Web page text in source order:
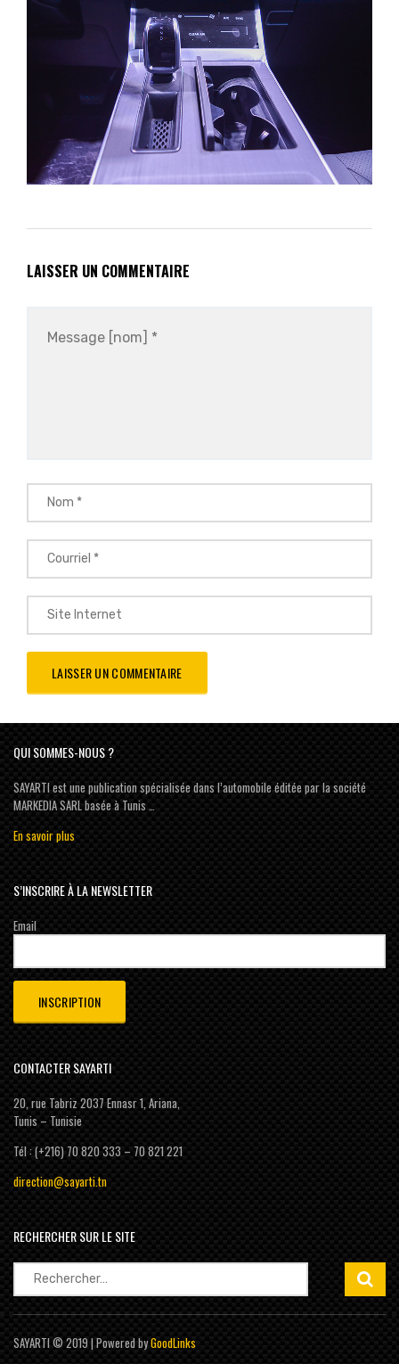
LAISSER UN COMMENTAIRE
QUI SOMMES-NOUS ?
SAYARTI est une publication spécialisée dans l’automobile éditée par la société
MARKEDIA SARL basée à Tunis …
En savoir plus
S’INSCRIRE À LA NEWSLETTER
Email
CONTACTER SAYARTI
20, rue Tabriz 2037 Ennasr 1, Ariana,
Tunis – Tunisie
Tél : (+216) 70 820 333 – 70 821 221
direction@sayarti.tn
RECHERCHER SUR LE SITE
Rechercher :
SAYARTI © 2019 | Powered byGoodLinks